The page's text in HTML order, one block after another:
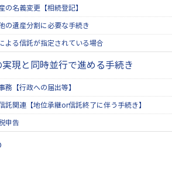
の名義変更【相続登記】
の遺産分割に必要な手続き
よる信託が指定されている場合
現と同時並行で進める手続き
務【行政への届出等】
託関連【地位承継or信託終了に伴う手続き】
申告